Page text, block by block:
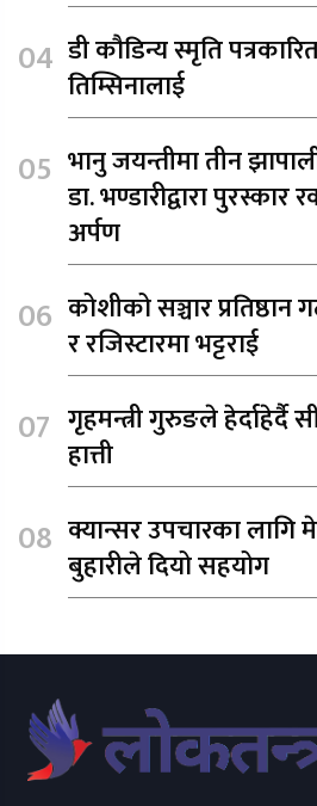
डी कौडिन्य स्मृति
तिम्सिनालाई
भानु जयन्तीमा तीन
डा. भण्डारीद्वारा
अर्पण
कोशीको सञ्चार
र रजिस्टारमा भट्टराई
गृहमन्त्री गुरुङले हेर्दाहेर्दै
हात्ती
क्यान्सर उपचारका लागि
बुहारीले दियो सहयोग